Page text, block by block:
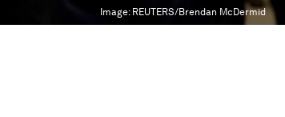
Image: REUTERS/Brendan McDermid